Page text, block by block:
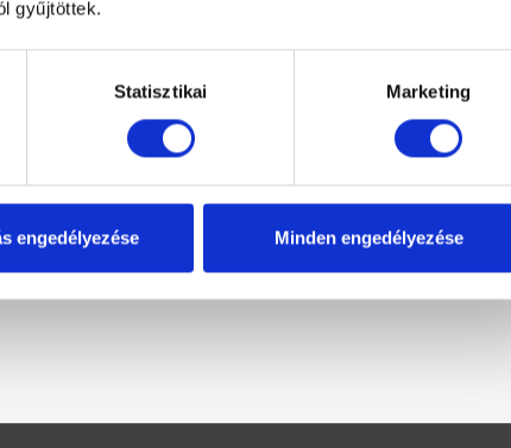
gyűjtöttek.
Statisztikai Marketing
engedélyezése Minden engedélyezése